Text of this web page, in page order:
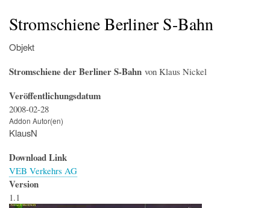
Stromschiene Berliner S-Bahn
Objekt
Stromschiene der Berliner S-Bahn von Klaus Nickel
Veröffentlichungsdatum
2008-02-28
Addon Autor(en)
KlausN
Download Link
VEB Verkehrs AG
Version
1.1